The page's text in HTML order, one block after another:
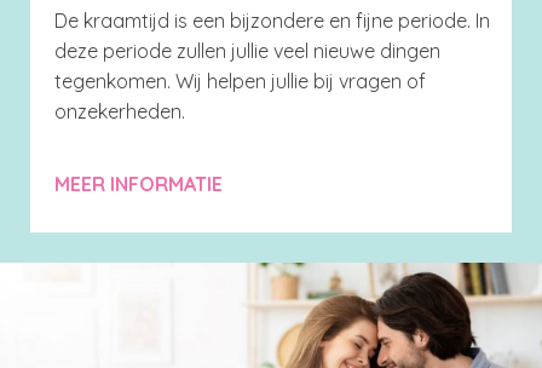
De kraamtijd is een bijzondere en fijne periode. In
deze periode zullen jullie veel nieuwe dingen
tegenkomen. Wij helpen jullie bij vragen of
onzekerheden.
MEER INFORMATIE